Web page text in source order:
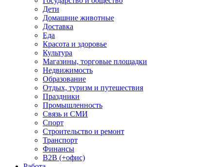
Дети
Домашние животные
Доставка
Еда
Красота и здоровье
Культура
Магазины, торговые площадки
Недвижимость
Образование
Отдых, туризм и путешествия
Праздники
Промышленность
Связь и СМИ
Спорт
Строительство и ремонт
Транспорт
Финансы
B2B (+офис)